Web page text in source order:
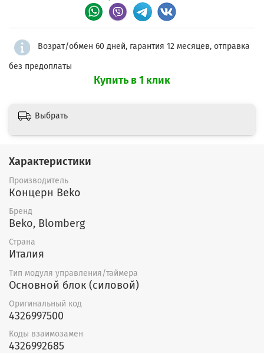
Возрат/обмен 60 дней, гарантия 12 месяцев, отправка
без предоплаты
Купить в 1 клик
Выбрать
Характеристики
Производитель
Концерн Beko
Бренд
Beko, Blomberg
Страна
Италия
Тип модуля управления/таймера
Основной блок (силовой)
Оригинальный код
4326997500
Коды взаимозамен
4326992685